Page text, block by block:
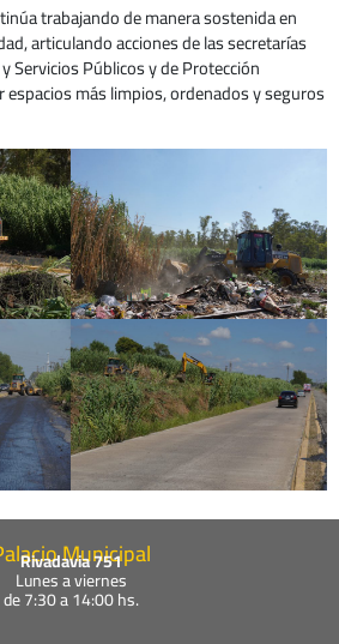
trabajando de manera sostenida en
articulando acciones de las secretarías
Servicios Públicos y de Protección
espacios más limpios, ordenados y seguros
Municipal
Rivadavia 751
Lunes a viernes
de 7:30 a 14:00 hs.